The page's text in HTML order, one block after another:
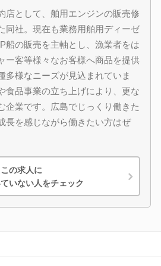
店として、舶用エンジンの販売修
同社。現在も業務用舶用ディーゼ
船の販売を主軸とし、漁業者をは
ー客等様々なお客様へ商品を提供
多様なニーズが見込まれていま
食品事業の立ち上げにより、更な
企業です。広島でじっくり働きた
長を感じながら働きたい方はぜ
の求人に
いない人をチェック